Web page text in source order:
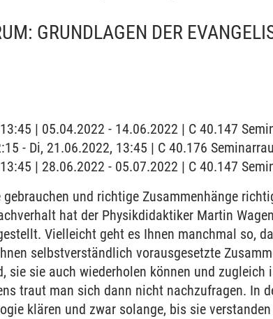
GRUNDLAGEN DER
| 05.04.2022 - 14.06.2022 | C 40.147
- Di, 21.06.2022, 13:45 | C 40.176
| 28.06.2022 - 05.07.2022 | C 40.147
und richtige Zusammenhänge
hat der Physikdidaktiker Martin
Vielleicht geht es Ihnen manchmal so,
selbstverständlich vorausgesetzte
sie sie auch wiederholen können und zugleich
traut man sich dann nicht nachzufragen. In
klären und zwar solange, bis sie